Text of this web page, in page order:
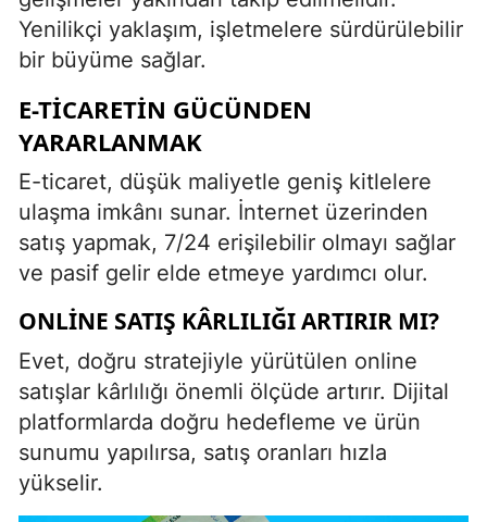
Yenilikçi yaklaşım, işletmelere sürdürülebilir
bir büyüme sağlar.
E-TICARETIN GÜCÜNDEN
YARARLANMAK
E-ticaret, düşük maliyetle geniş kitlelere
ulaşma imkânı sunar. İnternet üzerinden
satış yapmak, 7/24 erişilebilir olmayı sağlar
ve pasif gelir elde etmeye yardımcı olur.
ONLINE SATIŞ KÂRLILIĞI ARTIRIR MI?
Evet, doğru stratejiyle yürütülen online
satışlar kârlılığı önemli ölçüde artırır. Dijital
platformlarda doğru hedefleme ve ürün
sunumu yapılırsa, satış oranları hızla
yükselir.